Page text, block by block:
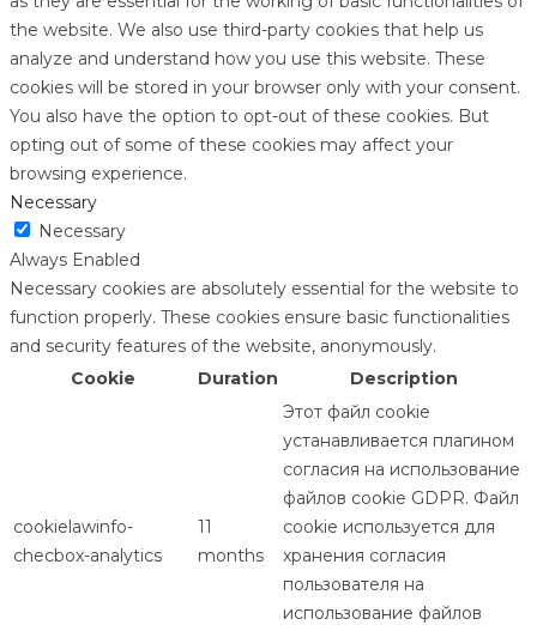
the website. We also use third-party cookies that help us
analyze and understand how you use this website. These
cookies will be stored in your browser only with your consent.
You also have the option to opt-out of these cookies. But
opting out of some of these cookies may affect your
browsing experience.
Necessary
Necessary
Always Enabled
Necessary cookies are absolutely essential for the website to
function properly. These cookies ensure basic functionalities
and security features of the website, anonymously.
Cookie
Duration Description
cookielawinfo-
checbox-analytics
11
months
Этот файл cookie
устанавливается плагином
согласия на использование
файлов cookie GDPR. Файл
cookie используется для
хранения согласия
пользователя на
использование файлов